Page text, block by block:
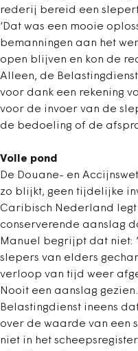
rederij bereid een
‘Dat was een mooie
bemanningen aan het
open blijven en kon de
Alleen, de
voor dank een rekening
voor de invoer van de
de bedoeling of de
Volle pond
De Douane- en
zo blijkt, geen tijdelijke
Caribisch Nederland
conserverende aanslag
Manuel begrijpt dat niet:
slepers van elders
verloop van tijd weer
Nooit een aanslag
Belastingdienst ineens
over de waarde van een
niet in het